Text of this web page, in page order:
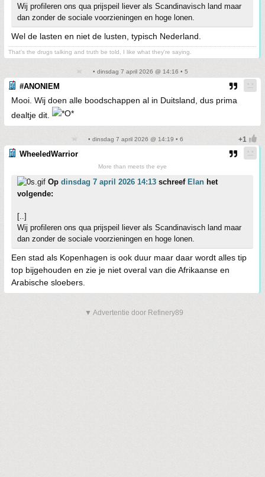
Wij profileren ons qua prijspeil liever als Scandinavisch land maar
dan zonder de sociale voorzieningen en hoge lonen.
Wel de lasten en niet de lusten, typisch Nederland.
That's the drugs talking and truth be told, I like what they're saying.
• dinsdag 7 april 2026 @ 14:16 • 5
#ANONIEM
Mooi. Wij doen alle boodschappen al in Duitsland, dus prima
dealtje dit.
• dinsdag 7 april 2026 @ 14:19 • 6
WheeledWarrior
More than meets the eye
Op dinsdag 7 april 2026 14:13 schreef Elan het
volgende:
[..]
Wij profileren ons qua prijspeil liever als Scandinavisch land maar
dan zonder de sociale voorzieningen en hoge lonen.
Een stad als Kopenhagen is ook duur maar daar wordt alles tip
top bijgehouden en zie je niet overal van die Afrikaanse en
Arabische sloebers.
▼ Advertentie door Refinery89